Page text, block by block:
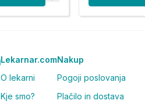
Lekarnar.com
O lekarni
Kje smo?
Nakup
Pogoji poslovanja
Plačilo in dostava